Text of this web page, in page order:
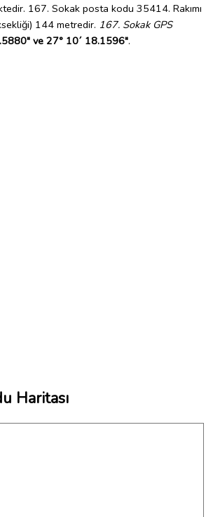
167. Sokak posta kodu 35414. Rakımı
144 metredir. 167. Sokak GPS
ve 27° 10´ 18.1596".
Haritası